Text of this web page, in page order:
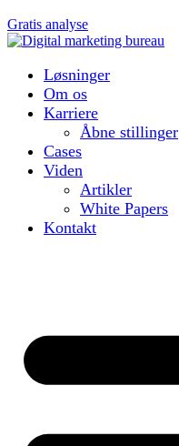
Gratis analyse
Løsninger
Om os
Karriere
Åbne stillinger
Cases
Viden
Artikler
White Papers
Kontakt